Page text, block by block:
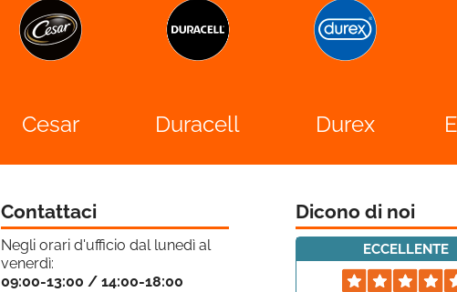
Duracell Durex Energizer
Contattaci
Negli orari d'ufficio dal lunedì al
venerdì:
09:00-13:00 / 14:00-18:00
Dicono di noi
ECCELLENTE